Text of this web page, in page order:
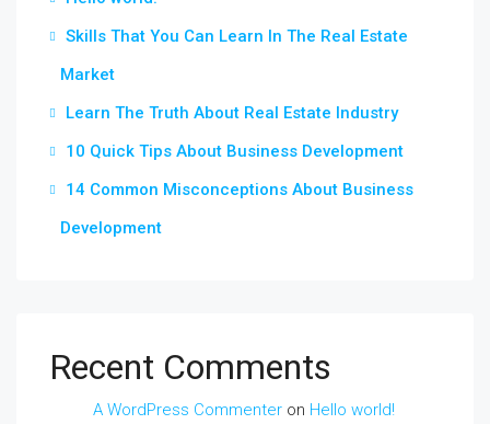
Skills That You Can Learn In The Real Estate
Market
Learn The Truth About Real Estate Industry
10 Quick Tips About Business Development
14 Common Misconceptions About Business
Development
Recent Comments
A WordPress Commenter on Hello world!